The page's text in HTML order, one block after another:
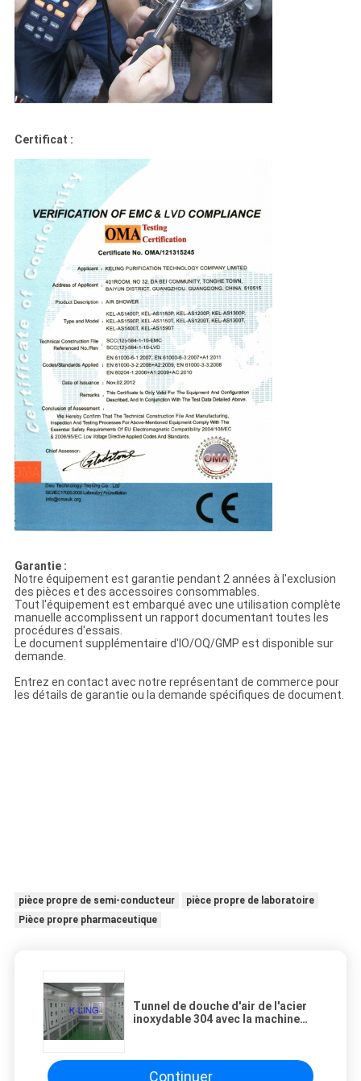
Certificat :
Garantie :
Notre équipement est garantie pendant 2 années à l'exclusion
des pièces et des accessoires consommables.
Tout l'équipement est embarqué avec une utilisation complète
manuelle accomplissent un rapport documentant toutes les
procédures d'essais.
Le document supplémentaire d'IO/OQ/GMP est disponible sur
demande.
Entrez en contact avec notre représentant de commerce pour
les détails de garantie ou la demande spécifiques de document.
pièce propre de semi-conducteur
pièce propre de laboratoire
Pièce propre pharmaceutique
Tunnel de douche d'air de l'acier
inoxydable 304 avec la machine
Continuer